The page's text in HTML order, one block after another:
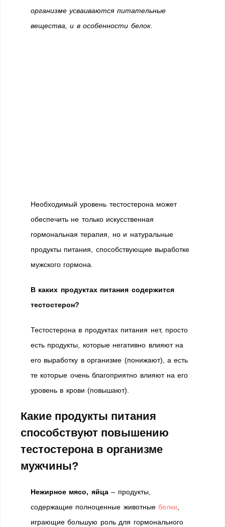
организме усваиваются питательные
вещества, и в особенности белок.
Необходимый уровень тестостерона может
обеспечить не только искусственная
гормональная терапия, но и натуральные
продукты питания, способствующие выработке
мужского гормона.
В каких продуктах питания содержится
тестостерон?
Тестостерона в продуктах питания нет, просто
есть продукты, которые негативно влияют на
его выработку в организме (понижают), а есть
те которые очень благоприятно влияют на его
уровень в крови (повышают).
Какие продукты питания
способствуют повышению
тестостерона в организме
мужчины?
Нежирное мясо, яйца– продукты,
содержащие полноценные животныебелки
играющие большую роль для гормонального